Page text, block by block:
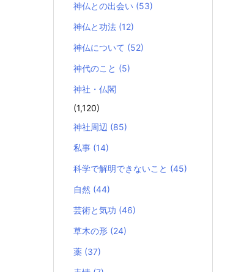
神仏との出会い (53)
神仏と功法 (12)
神仏について (52)
神代のこと (5)
神社・仏閣
(1,120)
神社周辺 (85)
私事 (14)
科学で解明できないこと (45)
自然 (44)
芸術と気功 (46)
草木の形 (24)
薬 (37)